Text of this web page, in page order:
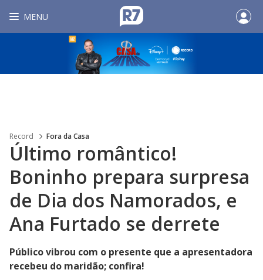
MENU
Record Fora da Casa
Último romântico!
Boninho prepara surpresa
de Dia dos Namorados, e
Ana Furtado se derrete
Público vibrou com o presente que a apresentadora
recebeu do maridão; confira!